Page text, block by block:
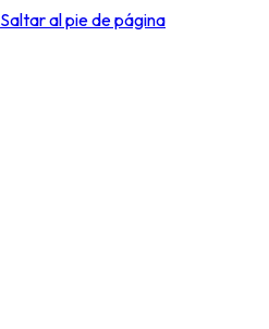
Saltar al pie de página